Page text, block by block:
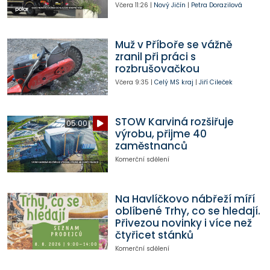
Včera 11:26 | Nový Jičín | Petra Dorazilová
Muž v Příboře se vážně
zranil při práci s
rozbrušovačkou
Včera 9:35 | Celý MS kraj | Jiří Cileček
05:00
STOW Karviná rozšiřuje
výrobu, přijme 40
zaměstnanců
Komerční sdělení
Na Havlíčkovo nábřeží míří
oblíbené Trhy, co se hledají.
Přivezou novinky i více než
čtyřicet stánků
Komerční sdělení